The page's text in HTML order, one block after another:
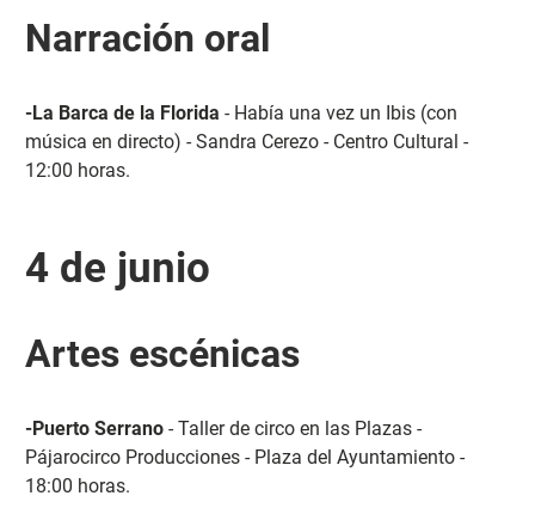
Narración oral
-La Barca de la Florida - Había una vez un Ibis (con
música en directo) - Sandra Cerezo - Centro Cultural -
12:00 horas.
4 de junio
Artes escénicas
-Puerto Serrano- Taller de circo en las Plazas -
Pájarocirco Producciones - Plaza del Ayuntamiento -
18:00 horas.